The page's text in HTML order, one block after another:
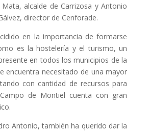
alcalde de Carrizosa y Antonio
director de Cenforade.
en la importancia de formarse
es la hostelería y el turismo, un
en todos los municipios de la
encuentra necesitado de una mayor
con cantidad de recursos para
de Montiel cuenta con gran
Antonio, también ha querido dar la